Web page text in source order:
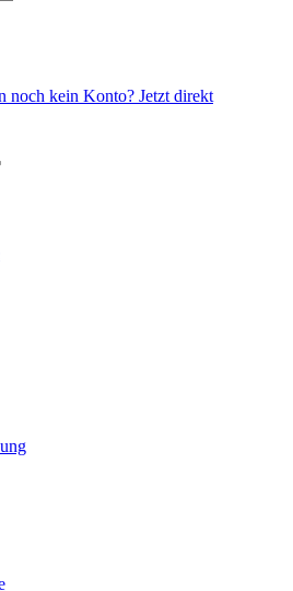
noch kein Konto? Jetzt direkt